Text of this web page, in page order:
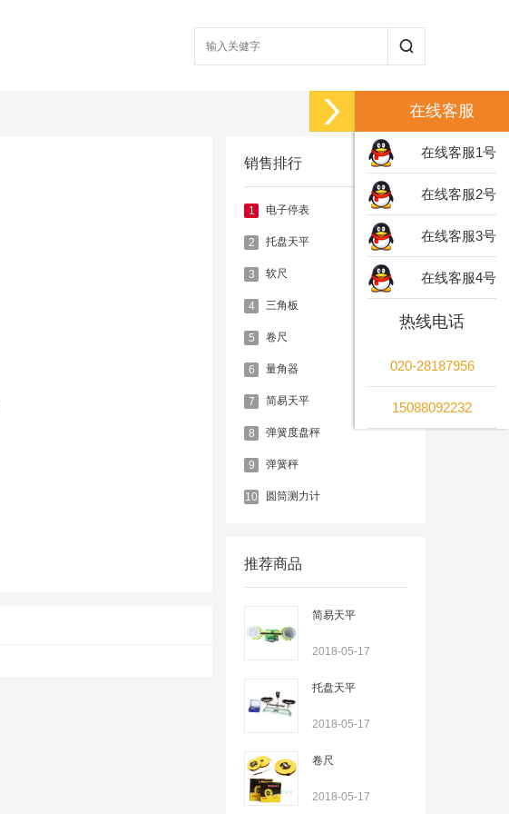
销售排行
1 电子停表
2 托盘天平
3 软尺
4 三角板
5 卷尺
6 量角器
7 简易天平
8 弹簧度盘秤
9 弹簧秤
10 圆筒测力计
推荐商品
简易天平
2018-05-17
托盘天平
2018-05-17
卷尺
2018-05-17
在线客服
在线客服1号
在线客服2号
在线客服3号
在线客服4号
热线电话
020-28187956
15088092232